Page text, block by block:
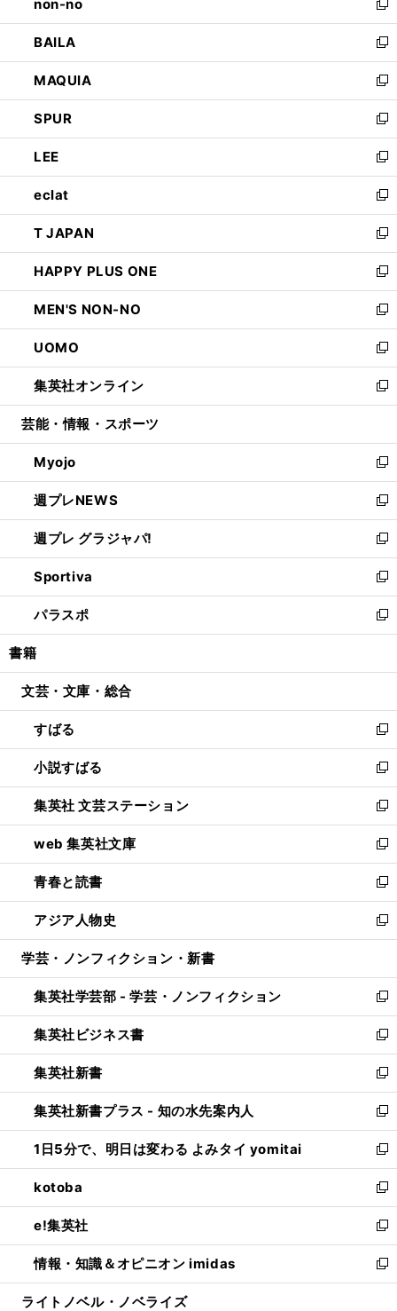
く
で
開
く
い
ウ
ィ
ン
ド
ウ
で
開
く
non-no
新
し
い
ウ
ィ
ン
ド
ウ
で
開
く
BAILA
新
し
い
ウ
ィ
ン
ド
ウ
で
開
く
MAQUIA
新
し
い
ウ
ィ
ン
ド
ウ
で
開
く
SPUR
新
し
い
ウ
ィ
ン
ド
ウ
で
開
く
LEE
新
し
い
ウ
ィ
ン
ド
ウ
で
開
く
eclat
新
し
い
ウ
ィ
ン
ド
ウ
で
開
く
T JAPAN
新
し
い
ウ
ィ
ン
ド
ウ
で
開
HAPPY PLUS ONE
新
し
い
ウ
ィ
ン
ド
ウ
開
く
MEN'S NON-NO
新
し
い
ウ
ィ
ン
ウ
で
開
く
UOMO
新
し
い
ウ
ン
ド
ウ
で
開
く
集英社オンライン
新
し
ウ
ィ
ン
ド
ウ
で
開
く
芸能・情報・スポーツ
Myojo
新
し
い
ウ
ィ
ン
ド
ウ
で
開
週プレNEWS
新
し
い
ウ
ィ
ン
ド
ウ
開
週プレ グラジャパ!
新
し
い
ウ
ィ
ン
ウ
開
く
Sportiva
新
し
い
ウ
ン
ウ
で
開
く
パラスポ
新
し
ウ
ン
ド
ウ
で
開
く
書籍
文芸・文庫・総合
すばる
新
し
い
ウ
ィ
ン
ド
ウ
で
開
く
小説すばる
新
し
い
ウ
ィ
ン
ド
ウ
で
開
集英社 文芸ステーション
新
し
い
ウ
ィ
ン
ド
ウ
開
く
web 集英社文庫
新
し
い
ウ
ィ
ン
ウ
で
開
く
青春と読書
新
し
い
ウ
ン
ド
ウ
で
開
く
アジア人物史
新
し
ウ
ィ
ン
ド
ウ
で
開
く
学芸・ノンフィクション・新書
集英社学芸部 - 学芸・ノンフィクション
新
し
い
ウ
ィ
ン
ド
ウ
で
開
く
集英社ビジネス書
新
し
い
ウ
ィ
ン
ド
ウ
で
開
く
集英社新書
新
し
い
ウ
ィ
ン
ド
ウ
で
開
く
集英社新書プラス - 知の水先案内人
新
し
い
ウ
ィ
ン
ド
ウ
で
開
1日5分で、明日は変わる よみタイ yomitai
新
し
い
ウ
ィ
ン
ド
ウ
kotoba
新
し
い
ウ
ィ
ン
e!集英社
新
し
い
ウ
情報・知識＆オピニオン imidas
新
し
ライトノベル・ノベライズ